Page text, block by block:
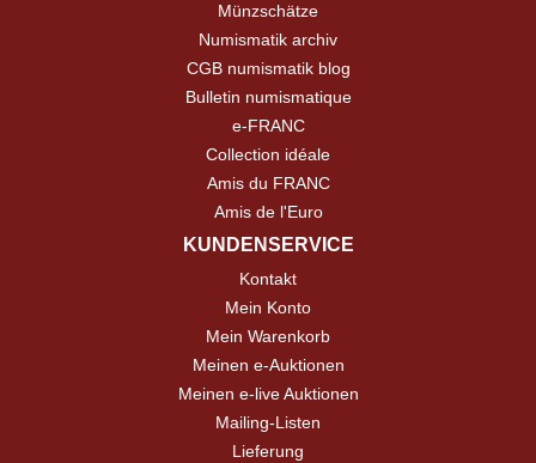
Münzschätze
Numismatik archiv
CGB numismatik blog
Bulletin numismatique
e-FRANC
Collection idéale
Amis du FRANC
Amis de l'Euro
KUNDENSERVICE
Kontakt
Mein Konto
Mein Warenkorb
Meinen e-Auktionen
Meinen e-live Auktionen
Mailing-Listen
Lieferung